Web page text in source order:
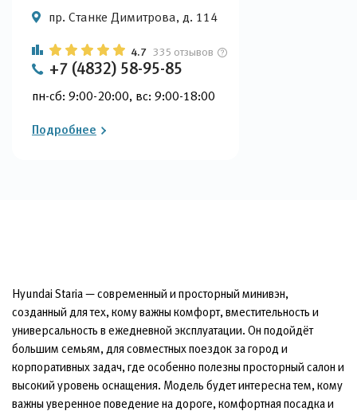
пр. Станке Димитрова, д. 114
4.7 335 отзывов
+7 (4832) 58-95-85
пн-сб: 9:00-20:00, вс: 9:00-18:00
Подробнее
Hyundai Staria — современный и просторный минивэн,
созданный для тех, кому важны комфорт, вместительность и
универсальность в ежедневной эксплуатации. Он подойдёт
большим семьям, для совместных поездок за город и
корпоративных задач, где особенно полезны просторный салон и
высокий уровень оснащения. Модель будет интересна тем, кому
важны уверенное поведение на дороге, комфортная посадка и